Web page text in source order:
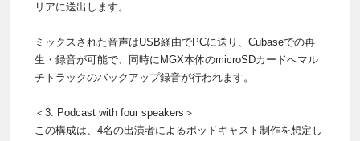
リアに送出します。
ミックスされた音声はUSB経由でPCに送り、Cubaseでの再
生・録音が可能で、同時にMGX本体のmicroSDカードへマル
チトラックのバックアップ録音が行われます。
＜3. Podcast with four speakers＞
この構成は、4名の出演者によるポッドキャスト制作を想定し